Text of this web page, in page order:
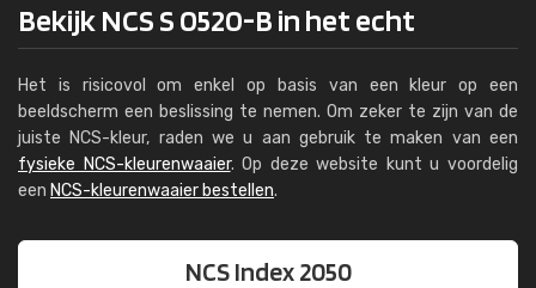
Bekijk NCS S 0520-B in het echt
Het is risicovol om enkel op basis van een kleur op een
beeldscherm een beslissing te nemen. Om zeker te zijn van de
juiste NCS-kleur, raden we u aan gebruik te maken van een
fysieke NCS-kleurenwaaier. Op deze website kunt u voordelig
een NCS-kleurenwaaier bestellen.
NCS Index 2050